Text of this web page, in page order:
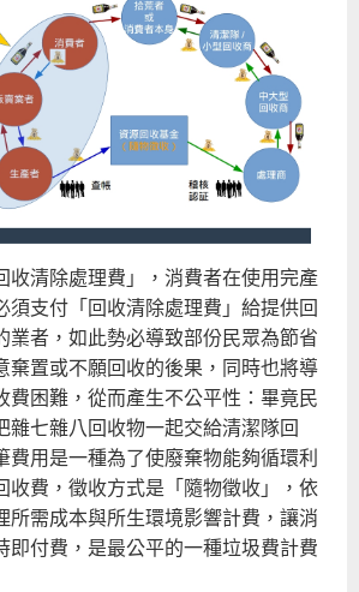
收清除處理費」，消費者在使用完產
須支付「回收清除處理費」給提供回
業者，如此勢必導致部份民眾為節省
棄置或不願回收的後果，同時也將導
費困難，從而產生不公平性：畢竟民
雜七雜八回收物一起交給清潔隊回
費用是一種為了使廢棄物能夠循環利
收費，徵收方式是「隨物徵收」，依
所需成本與所生環境影響計費，讓消
即付費，是最公平的一種垃圾費計費